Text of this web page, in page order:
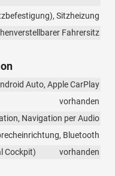
Sitzheizung
Fahrersitz
Auto, Apple CarPlay
vorhanden
Navigation per Audio
Bluetooth
Cockpit)
vorhanden